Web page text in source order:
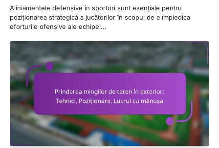
Aliniamentele defensive în sporturi sunt esențiale pentru
poziționarea strategică a jucătorilor în scopul de a împiedica
eforturile ofensive ale echipei…